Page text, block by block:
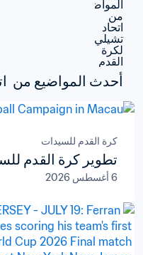
أحدث المواضيع من
كرة القدم للسيدات
تطوير كرة القدم
6 أغسطس 2026